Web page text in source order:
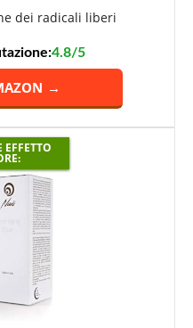
dei radicali liberi
4.8/5
→
EFFETTO